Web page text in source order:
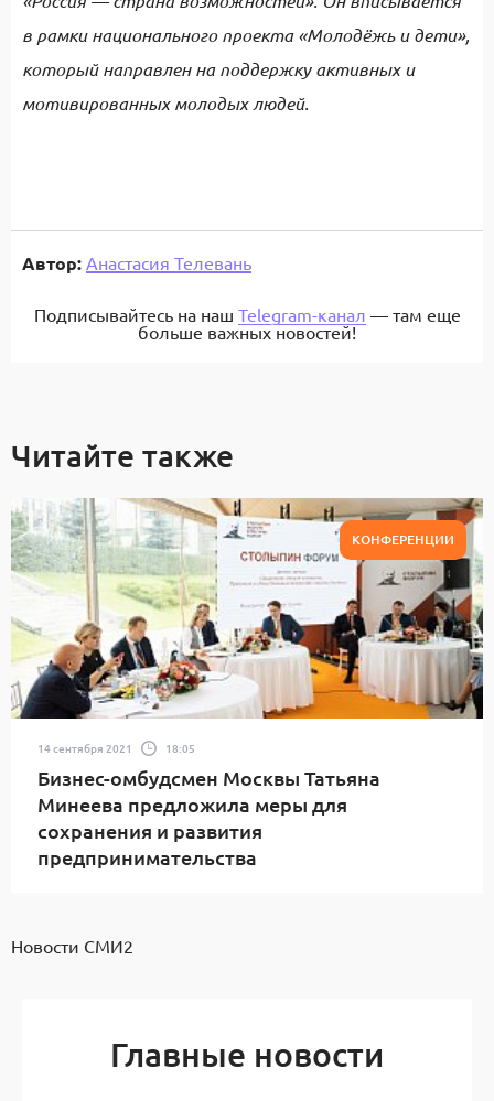
в рамки национального проекта «Молодёжь и дети»,
который направлен на поддержку активных и
мотивированных молодых людей.
Автор: Анастасия Телевань
Подписывайтесь на наш Telegram-канал — там еще
больше важных новостей!
Читайте также
КОНФЕРЕНЦИИ
14 сентября 2021 18:05
Бизнес-омбудсмен Москвы Татьяна
Минеева предложила меры для
сохранения и развития
предпринимательства
Новости СМИ2
Главные новости